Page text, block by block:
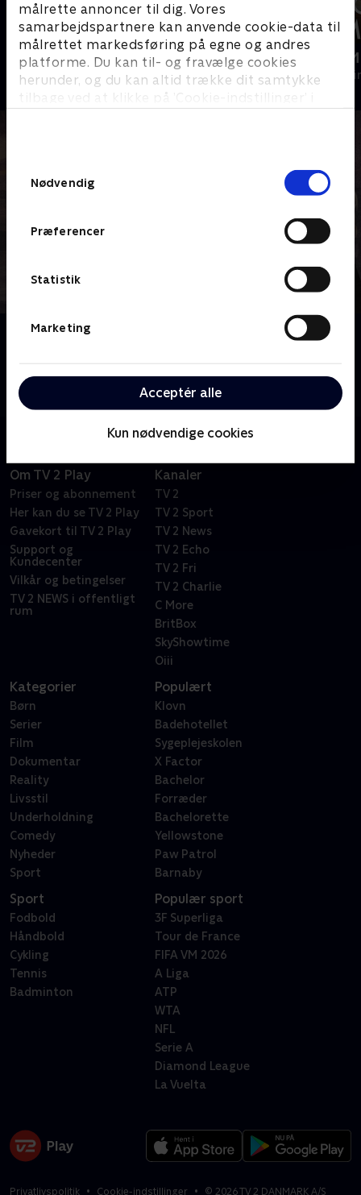
målrette annoncer til dig. Vores
samarbejdspartnere kan anvende cookie-data til
målrettet markedsføring på egne og andres
platforme. Du kan til- og fravælge cookies
herunder, og du kan altid trække dit samtykke
tilbage ved at klikke på ’Cookie-indstillinger’ i
Nødvendig
Præferencer
Statistik
Marketing
Acceptér alle
Kun nødvendige cookies
Mord på Mallorca
Krimi & Spænding • 2 sæsoner
Mordene i
Krimi &
Om Shetland
Jimmy Perez og hans team, mens de efterforsker
forbrydelser i et sammentømret øsamfund.
Om TV 2 Play
Priser og abonnement
Her kan du se TV 2 Play
Gavekort til TV 2 Play
Support og
Kundecenter
Vilkår og betingelser
TV 2 NEWS i offentligt
rum
Kanaler
TV 2
TV 2 Sport
TV 2 News
TV 2 Echo
TV 2 Fri
TV 2 Charlie
C More
BritBox
SkyShowtime
Oiii
Kategorier
Børn
Serier
Film
Dokumentar
Reality
Livsstil
Underholdning
Comedy
Nyheder
Sport
Populært
Klovn
Badehotellet
Sygeplejeskolen
X Factor
Bachelor
Forræder
Bachelorette
Yellowstone
Paw Patrol
Barnaby
Sport
Fodbold
Håndbold
Cykling
Tennis
Badminton
Populær sport
3F Superliga
Tour de France
FIFA VM 2026
A Liga
ATP
WTA
NFL
Serie A
Diamond League
La Vuelta
Privatlivspolitik Cookie-indstillinger © 2026TV 2 DANMARK A/S